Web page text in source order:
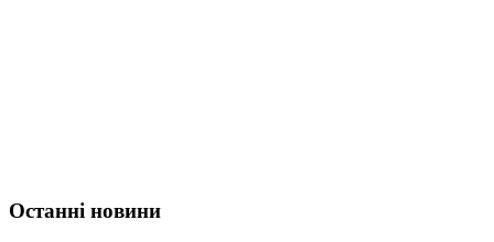
Останні новини